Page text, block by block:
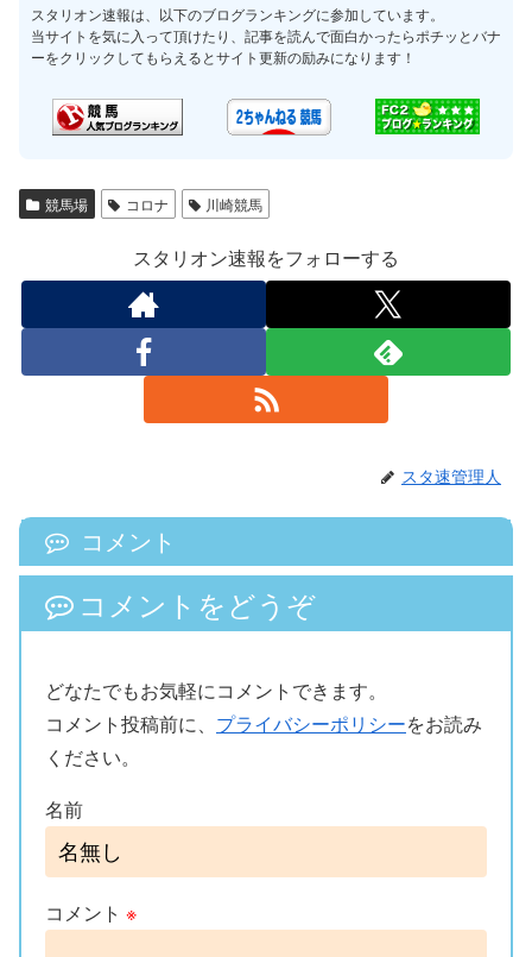
スタリオン速報は、以下のブログランキングに参加しています。
当サイトを気に入って頂けたり、記事を読んで面白かったらポチッとバナ
ーをクリックしてもらえるとサイト更新の励みになります！
競馬場 コロナ 川崎競馬
スタリオン速報をフォローする
スタ速管理人
コメント
コメントをどうぞ
どなたでもお気軽にコメントできます。
コメント投稿前に、 プライバシーポリシーをお読み
ください。
名前
コメント ※